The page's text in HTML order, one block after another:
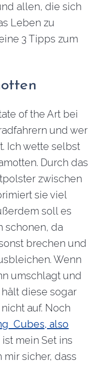
allen, die sich
Leben zu
3 Tipps zum
of the Art bei
und wer
Ich wette selbst
Durch das
zwischen
sie viel
soll es
schonen, da
brechen und
Wenn
umschlagt und
diese sogar
auf. Noch
Cubes, also
mein Set ins
sicher, dass